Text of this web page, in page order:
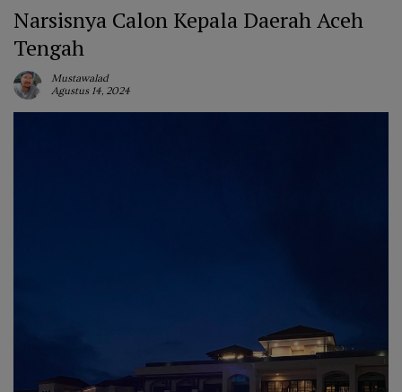
Narsisnya Calon Kepala Daerah Aceh
Tengah
Mustawalad
Agustus 14, 2024